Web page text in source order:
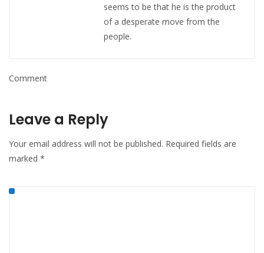
seems to be that he is the product
of a desperate move from the
people.
Comment
Leave a Reply
Your email address will not be published. Required fields are
marked *